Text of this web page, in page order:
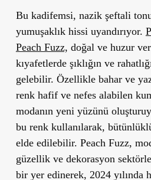
Bu kadifemsi, nazik şeftali
yumuşaklık hissi uyandırıyor.
Peach Fuzz, doğal ve huzur
kıyafetlerde şıklığın ve
gelebilir. Özellikle bahar ve
renk hafif ve nefes alabilen
modanın yeni yüzünü
bu renk kullanılarak,
elde edilebilir. Peach Fuzz,
güzellik ve dekorasyon
bir yer edinerek, 2024 yılında